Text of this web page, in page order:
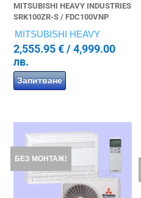
MITSUBISHI HEAVY INDUSTRIES
SRK100ZR-S / FDC100VNP
MITSUBISHI HEAVY
2,555.95€ / 4,999.00
лв.
Запитване
БЕЗ МОНТАЖ!